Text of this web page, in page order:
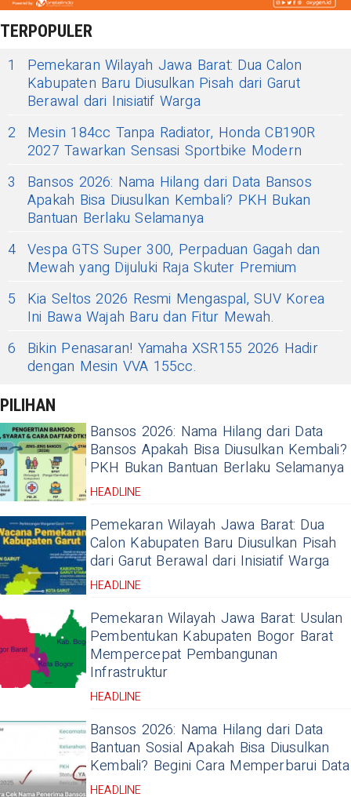
TERPOPULER
1
Pemekaran Wilayah Jawa Barat: Dua Calon
Kabupaten Baru Diusulkan Pisah dari Garut
Berawal dari Inisiatif Warga
2
Mesin 184cc Tanpa Radiator, Honda CB190R
2027 Tawarkan Sensasi Sportbike Modern
3
Bansos 2026: Nama Hilang dari Data Bansos
Apakah Bisa Diusulkan Kembali? PKH Bukan
Bantuan Berlaku Selamanya
4 Vespa GTS Super 300, Perpaduan Gagah dan
Mewah yang Dijuluki Raja Skuter Premium
5
Kia Seltos 2026 Resmi Mengaspal, SUV Korea
Ini Bawa Wajah Baru dan Fitur Mewah.
6
Bikin Penasaran! Yamaha XSR155 2026 Hadir
dengan Mesin VVA 155cc.
PILIHAN
Bansos 2026: Nama Hilang dari Data
Bansos Apakah Bisa Diusulkan Kembali?
PKH Bukan Bantuan Berlaku Selamanya
HEADLINE
Pemekaran Wilayah Jawa Barat: Dua
Calon Kabupaten Baru Diusulkan Pisah
dari Garut Berawal dari Inisiatif Warga
HEADLINE
Pemekaran Wilayah Jawa Barat: Usulan
Pembentukan Kabupaten Bogor Barat
Mempercepat Pembangunan
Infrastruktur
HEADLINE
Bansos 2026: Nama Hilang dari Data
Bantuan Sosial Apakah Bisa Diusulkan
Kembali? Begini Cara Memperbarui Data
HEADLINE